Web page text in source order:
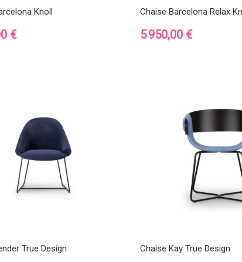
Knoll
€
Chaise Barcelona Relax
Prix
5 950,00 €
True Design Chaise Kay True Design